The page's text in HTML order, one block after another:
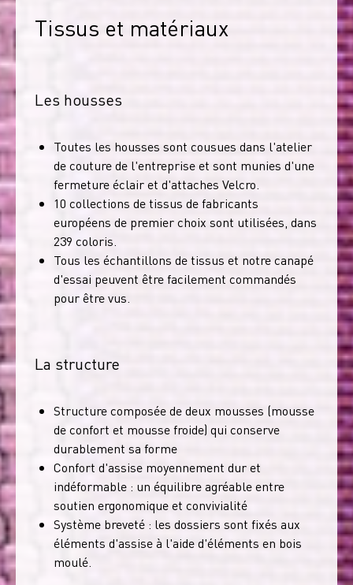
Tissus et matériaux
Les housses
Toutes les housses sont cousues dans l'atelier
de couture de l'entreprise et sont munies d'une
fermeture éclair et d'attaches Velcro.
10 collections de tissus de fabricants
européens de premier choix sont utilisées, dans
239 coloris.
Tous les échantillons de tissus et notre canapé
d'essai peuvent être facilement commandés
pour être vus.
La structure
Structure composée de deux mousses (mousse
de confort et mousse froide) qui conserve
durablement sa forme
Confort d'assise moyennement dur et
indéformable : un équilibre agréable entre
soutien ergonomique et convivialité
Système breveté : les dossiers sont fixés aux
éléments d'assise à l'aide d'éléments en bois
moulé.